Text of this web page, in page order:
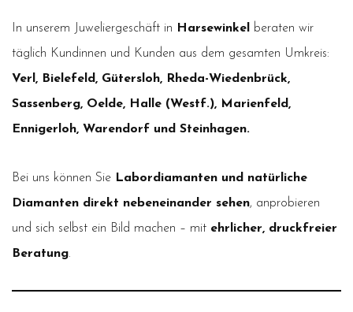
In unserem Juweliergeschäft in Harsewinkel
beraten wir
täglich Kundinnen und Kunden aus dem gesamten Umkreis:
Verl, Bielefeld, Gütersloh, Rheda-Wiedenbrück,
Sassenberg, Oelde, Halle (Westf.), Marienfeld,
Ennigerloh, Warendorf und Steinhagen.
Bei uns können Sie Labordiamanten und natürliche
Diamanten direkt nebeneinander sehen, anprobieren
und sich selbst ein Bild machen – mit ehrlicher, druckfreier
Beratung.